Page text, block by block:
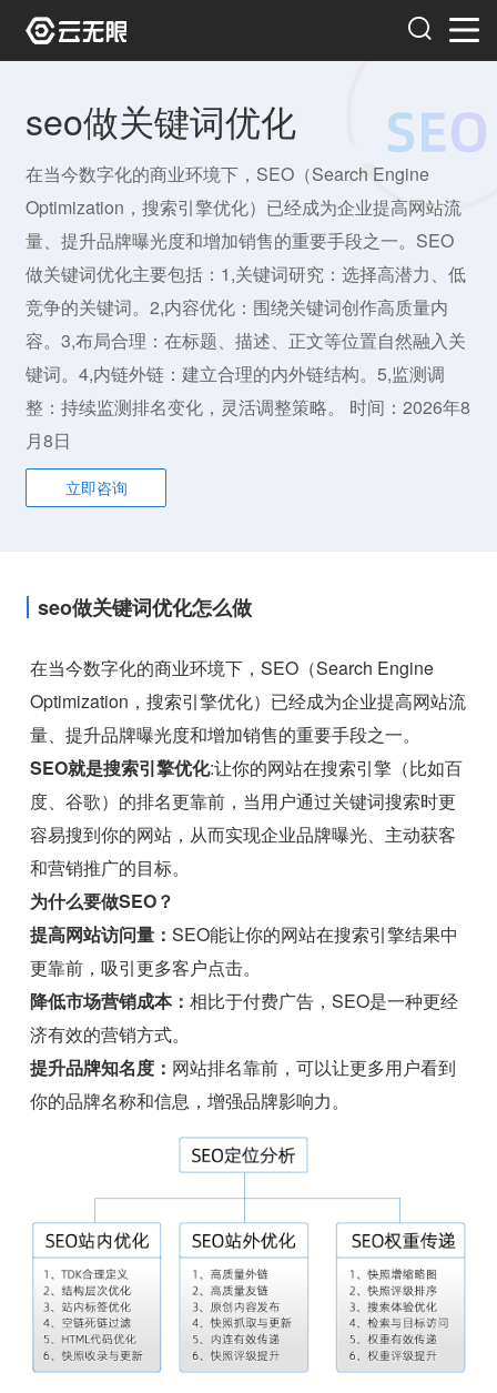
seo做关键词优化
在当今数字化的商业环境下，SEO（Search Engine
Optimization，搜索引擎优化）已经成为企业提高网站流
量、提升品牌曝光度和增加销售的重要手段之一。SEO
做关键词优化主要包括：1,关键词研究：选择高潜力、低
竞争的关键词。2,内容优化：围绕关键词创作高质量内
容。3,布局合理：在标题、描述、正文等位置自然融入关
键词。4,内链外链：建立合理的内外链结构。5,监测调
整：持续监测排名变化，灵活调整策略。 时间：2026年8
月8日
立即咨询
seo做关键词优化怎么做
在当今数字化的商业环境下，SEO（Search Engine
Optimization，搜索引擎优化）已经成为企业提高网站流
量、提升品牌曝光度和增加销售的重要手段之一。
SEO就是搜索引擎优化:让你的网站在搜索引擎（比如百
度、谷歌）的排名更靠前，当用户通过关键词搜索时更
容易搜到你的网站，从而实现企业品牌曝光、主动获客
和营销推广的目标。
为什么要做SEO？
提高网站访问量：SEO能让你的网站在搜索引擎结果中
更靠前，吸引更多客户点击。
降低市场营销成本：相比于付费广告，SEO是一种更经
济有效的营销方式。
提升品牌知名度： 网站排名靠前，可以让更多用户看到
你的品牌名称和信息，增强品牌影响力。